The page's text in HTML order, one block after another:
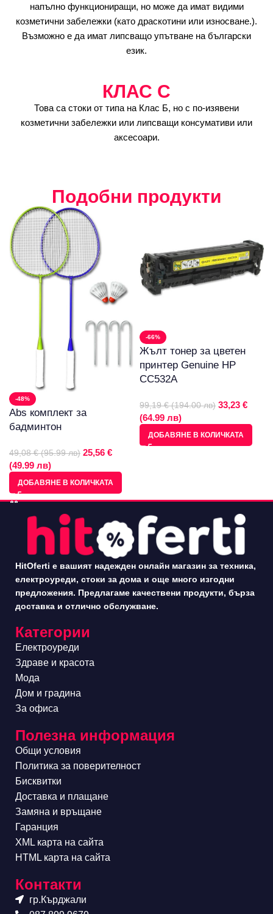
напълно функциониращи, но може да имат видими
козметични забележки (като драскотини или износване.).
Възможно е да имат липсващо упътване на български
език.
КЛАС C
Това са стоки от типа на Клас Б, но с по-изявени
козметични забележки или липсващи консумативи или
аксесоари.
Подобни продукти
-48%
Abs комплект за
бадминтон
49,08 € (95.99 лв) 25,56 €
(49.99 лв)
ДОБАВЯНЕ В КОЛИЧКАТА
-66%
Жълт тонер за цветен
принтер Genuine HP
CC532A
99,19 € (194.00 лв) 33,23 €
(64.99 лв)
ДОБАВЯНЕ В КОЛИЧКАТА
HitOferti е вашият надежден онлайн магазин за техника,
електроуреди, стоки за дома и още много изгодни
предложения. Предлагаме качествени продукти, бърза
доставка и отлично обслужване.
Категории
Електроуреди
Здраве и красота
Мода
Дом и градина
За офиса
Полезна информация
Общи условия
Политика за поверителност
Бисквитки
Доставка и плащане
Замяна и връщане
Гаранция
XML карта на сайта
HTML карта на сайта
Контакти
гр.Кърджали